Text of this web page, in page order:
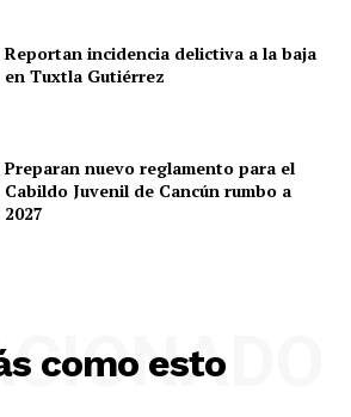
Reportan incidencia delictiva a la baja
en Tuxtla Gutiérrez
Preparan nuevo reglamento para el
Cabildo Juvenil de Cancún rumbo a
2027
como esto